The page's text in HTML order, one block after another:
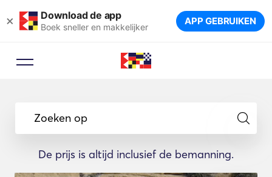
× Download de app
Boek sneller en makkelijker APP GEBRUIKEN
Zoeken op
De prijs is altijd inclusief de bemanning.